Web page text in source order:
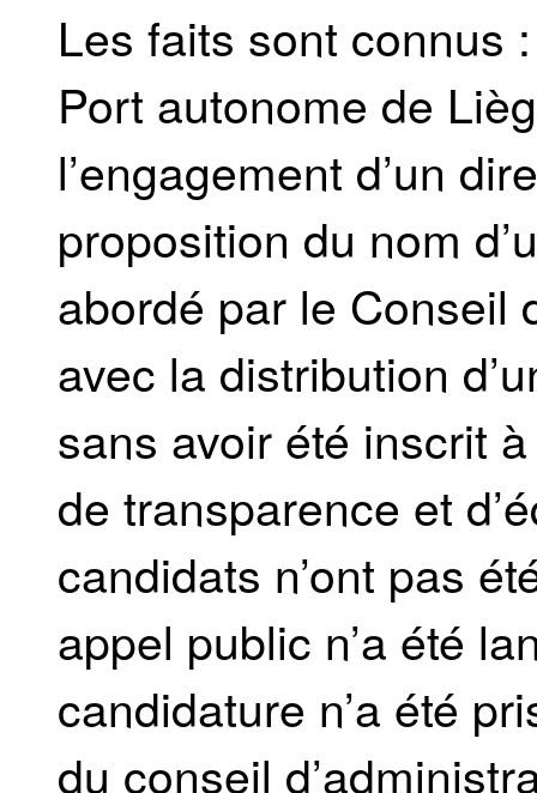
Les faits sont connus
Port autonome de
l’engagement d’un
proposition du nom
abordé par le Conseil
avec la distribution
sans avoir été inscrit
de transparence et
candidats n’ont pas
appel public n’a été
candidature n’a été
du conseil